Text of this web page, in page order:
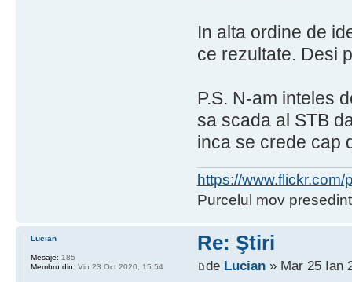
In alta ordine de
ce rezultate. Desi
P.S. N-am inteles
sa scada al STB
inca se crede cap
https://
Purcelul mov
Re: Ştiri
de Lucian» Mar 25 Ian
Lucian
Mesaje: 185
Membru din: Vin 23 Oct 2020, 15:54